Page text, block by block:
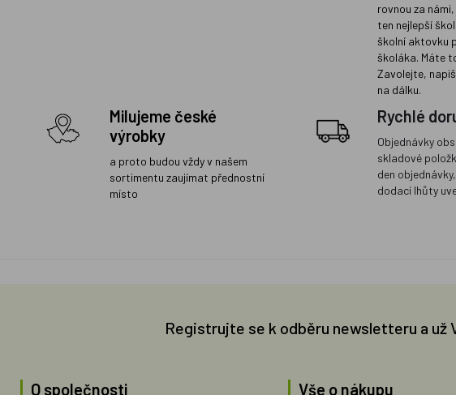
rovnou za
ten nejlepší
školní aktovku
školáka. Máte
Zavolejte,
na dálku.
Milujeme české
výrobky
a proto budou vždy v našem
sortimentu zaujímat přednostní
místo
Rychlé
Objednávky
skladové
den
dodací lhůty
Registrujte se k odběru newsletteru a už
O společnosti Vše o nákupu